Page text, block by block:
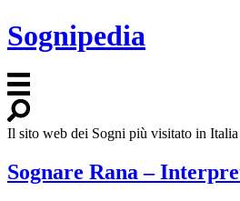
Sognipedia
Il sito web dei Sogni più visitato in Italia
Sognare Rana –